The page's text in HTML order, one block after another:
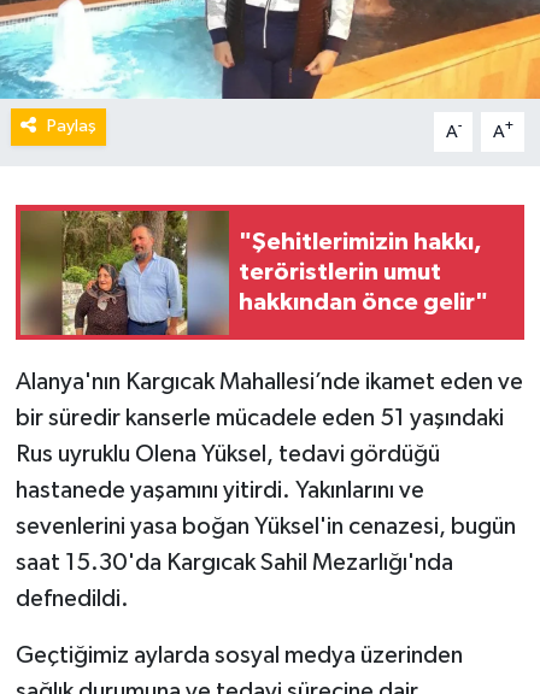
Paylaş A- A+
"Şehitlerimizin hakkı,
teröristlerin umut
hakkından önce gelir"
Alanya'nın Kargıcak Mahallesi’nde ikamet eden ve
bir süredir kanserle mücadele eden 51 yaşındaki
Rus uyruklu Olena Yüksel, tedavi gördüğü
hastanede yaşamını yitirdi. Yakınlarını ve
sevenlerini yasa boğan Yüksel'in cenazesi, bugün
saat 15.30'da Kargıcak Sahil Mezarlığı'nda
defnedildi.
Geçtiğimiz aylarda sosyal medya üzerinden